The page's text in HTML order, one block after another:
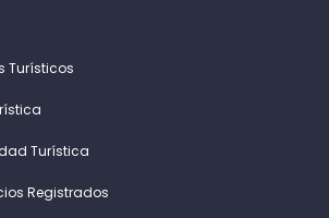
Turísticos
Turística
Registrados